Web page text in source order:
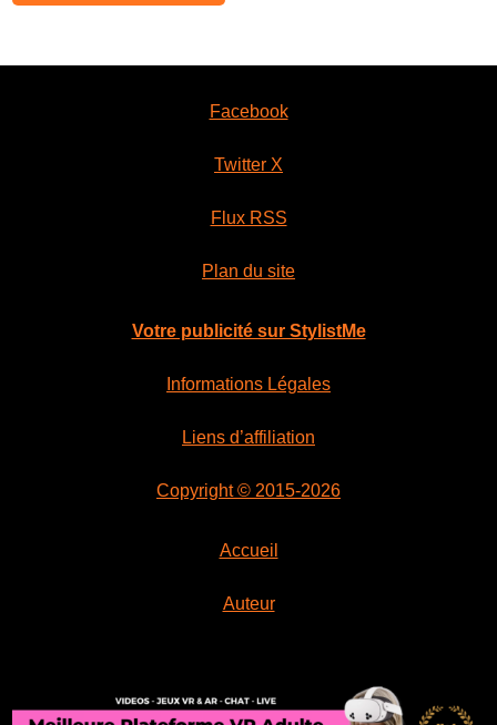
Facebook
Twitter X
Flux RSS
Plan du site
Votre publicité sur StylistMe
Informations Légales
Liens d’affiliation
Copyright © 2015-2026
Accueil
Auteur